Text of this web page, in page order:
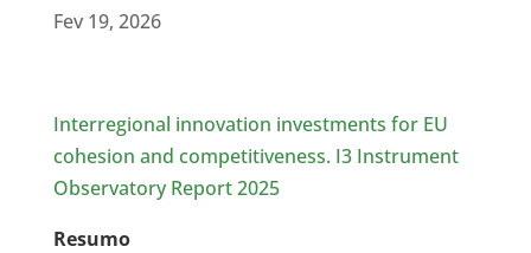
Fev 19, 2026
Interregional innovation investments for EU
cohesion and competitiveness. I3 Instrument
Observatory Report 2025
Resumo